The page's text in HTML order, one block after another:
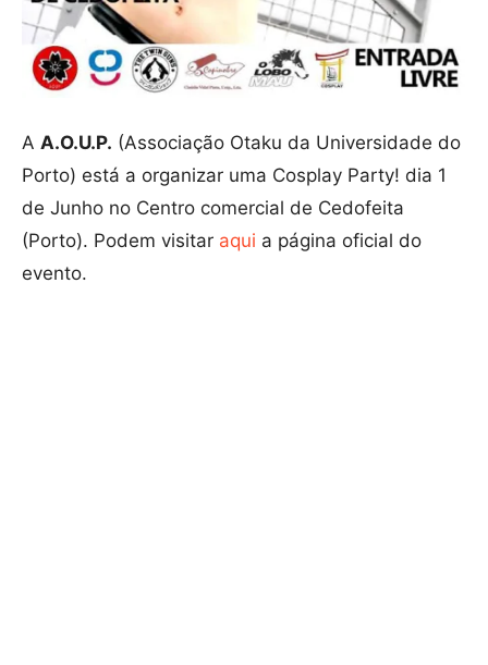
A A.O.U.P. (Associação Otaku da Universidade do
Porto) está a organizar uma Cosplay Party! dia 1
de Junho no Centro comercial de Cedofeita
(Porto). Podem visitar aqui a página oficial do
evento.